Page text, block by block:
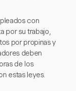
con
por su trabajo,
por propinas y
deben
de los
estas leyes.